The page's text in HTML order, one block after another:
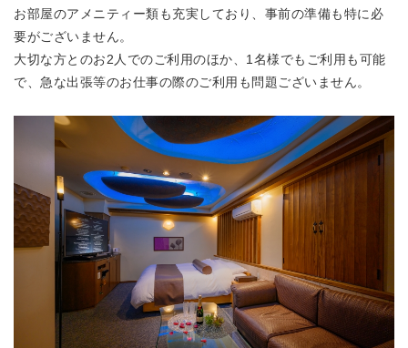
お部屋のアメニティー類も充実しており、事前の準備も特に必
要がございません。
大切な方とのお2人でのご利用のほか、1名様でもご利用も可能
で、急な出張等のお仕事の際のご利用も問題ございません。